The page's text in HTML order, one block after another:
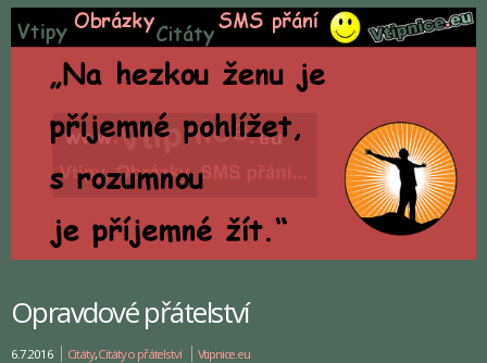
Opravdové přátelství
6.7.2016 Citáty,Citáty o přátelství Vtipnice.eu